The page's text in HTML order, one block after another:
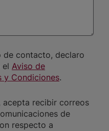
de contacto, declaro
el Aviso de
y Condiciones.
acepta recibir correos
de
respecto a